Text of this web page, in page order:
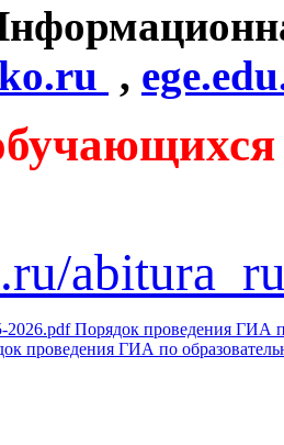
,
2026.pdf Порядок проведения ГИА
проведения ГИА по